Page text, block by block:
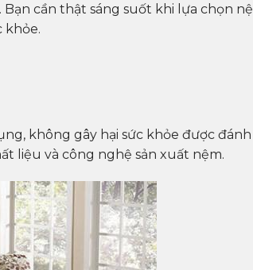
cần thật sáng suốt khi lựa chọn
khỏe.
không gây hại sức khỏe được đánh
liệu và công nghệ sản xuất nệm.